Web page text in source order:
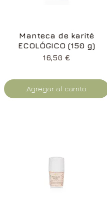
Vista rápida
Manteca de karité
ECOLÓGICO (150 g)
Precio
16,50 €
Agregar al carrito